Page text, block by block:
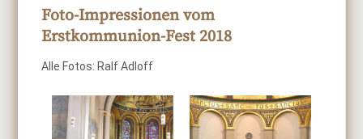
Foto-Impressionen vom
Erstkommunion-Fest 2018
Alle Fotos: Ralf Adloff